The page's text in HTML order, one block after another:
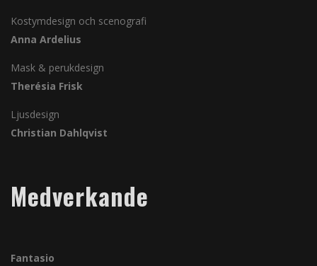
Kostymdesign och scenografi
Anna Ardelius
Mask & perukdesign
Therésia Frisk
Ljusdesign
Christian Dahlqvist
Medverkande
Fantasio